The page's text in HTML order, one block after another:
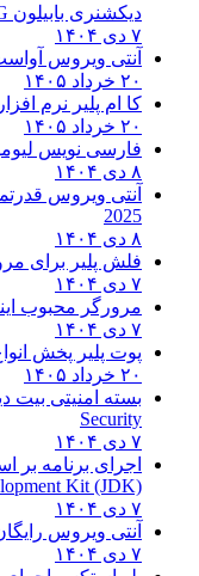
دیکشنری بابیلون NG - فرهنگ لغت کامپیوتر
۷ دی ۱۴۰۴
آنتی ویروس
۲۰ خرداد ۱۴۰۵
کا ام پلیر نرم
۲۰ خرداد ۱۴۰۵
فارسی نویس
۸ دی ۱۴۰۴
آنتی ویروس
2025
۸ دی ۱۴۰۴
فلش پلیر برای
۷ دی ۱۴۰۴
مرورگر محبوب
۷ دی ۱۴۰۴
پوت پلیر پخش
۲۰ خرداد ۱۴۰۵
بسته امنیتی بیت
Security
۷ دی ۱۴۰۴
اجرای برنامه بر
Kit (JDK)
۷ دی ۱۴۰۴
آنتی ویروس
۷ دی ۱۴۰۴